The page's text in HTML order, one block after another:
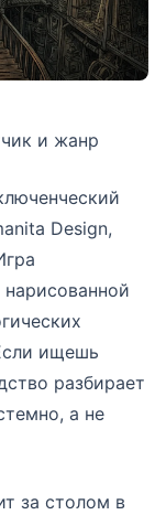
и жанр
Design,
ищешь
разбирает
а не
за столом в